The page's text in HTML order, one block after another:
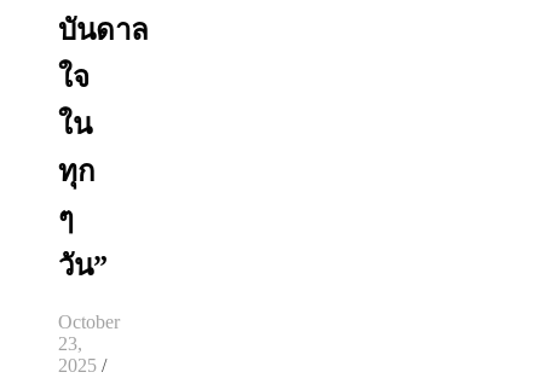
บันดาล
ใจ
ใน
ทุก
ๆ
วัน”
October
23,
2025 /